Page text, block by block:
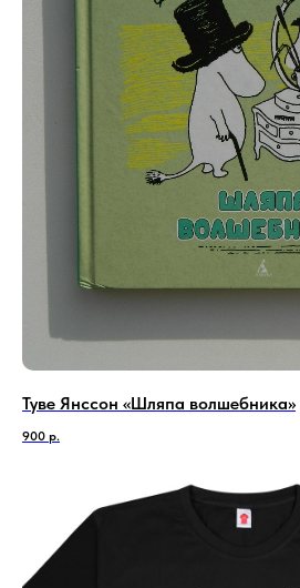
Туве Янссон «Шляпа волшебника»
900 р.